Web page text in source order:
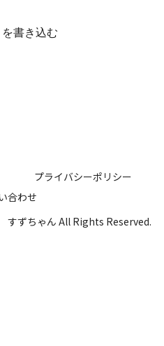
書き込む
プライバシーポリシー
合わせ
ずちゃん All Rights Reserved.